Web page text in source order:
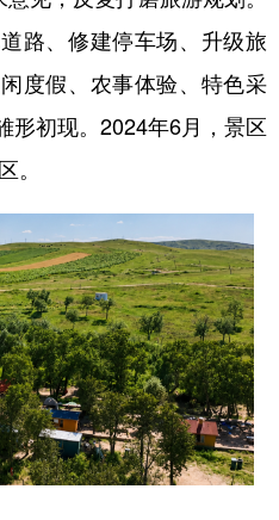
路、修建停车场、升级旅
度假、农事体验、特色采
形初现。2024年6月，景区
。